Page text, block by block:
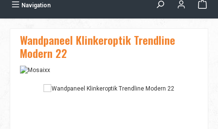
Navigation
Wandpaneel Klinkeroptik Trendline
Modern 22
Bildergalerie überspringen